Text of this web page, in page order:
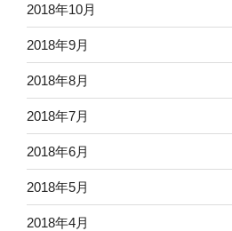
2018年10月
2018年9月
2018年8月
2018年7月
2018年6月
2018年5月
2018年4月